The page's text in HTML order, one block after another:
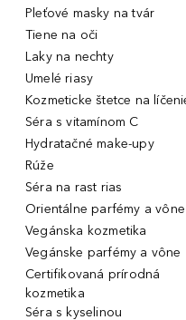
Pleťové masky na tvár
Tiene na oči
Laky na nechty
Umelé riasy
Kozmeticke štetce na
Séra s vitamínom C
Hydratačné make-upy
Rúže
Séra na rast rias
Orientálne parfémy a vône
Vegánska kozmetika
Vegánske parfémy a vône
Certifikovaná prírodná
kozmetika
Séra s kyselinou